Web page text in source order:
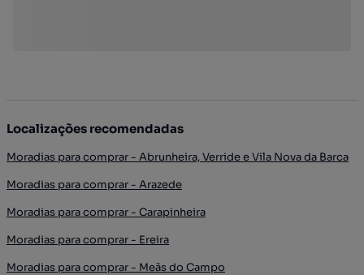
Localizações recomendadas
Moradias para comprar - Abrunheira, Verride e Vila Nova da Barca
Moradias para comprar - Arazede
Moradias para comprar - Carapinheira
Moradias para comprar - Ereira
Moradias para comprar - Meãs do Campo